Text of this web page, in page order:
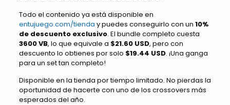
Todo el contenido ya está disponible en
entujuego.com/tienda y puedes conseguirlo con un 10%
de descuento exclusivo. El bundle completo cuesta
3600 VB, lo que equivale a $21.60 USD, pero con
descuento lo obtienes por solo $19.44 USD. ¡Una ganga
para un set tan completo!
Disponible en la tienda por tiempo limitado. No pierdas la
oportunidad de hacerte con uno de los crossovers más
esperados del año.